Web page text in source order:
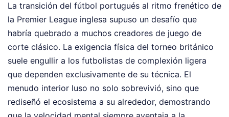
La transición del fútbol portugués al ritmo frenético de
la Premier League inglesa supuso un desafío que
habría quebrado a muchos creadores de juego de
corte clásico. La exigencia física del torneo británico
suele engullir a los futbolistas de complexión ligera
que dependen exclusivamente de su técnica. El
menudo interior luso no solo sobrevivió, sino que
rediseñó el ecosistema a su alrededor, demostrando